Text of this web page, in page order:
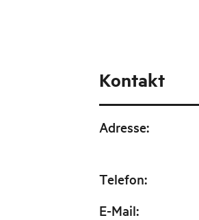
Kontakt
Adresse:
Telefon:
E-Mail: